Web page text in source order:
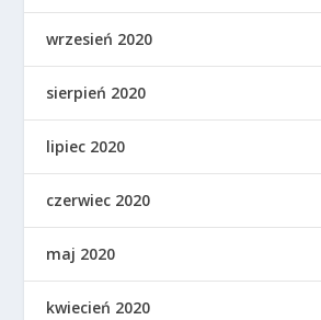
wrzesień 2020
sierpień 2020
lipiec 2020
czerwiec 2020
maj 2020
kwiecień 2020